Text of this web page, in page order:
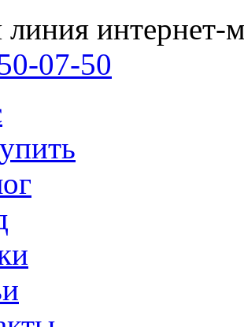
линия интернет-
07-50